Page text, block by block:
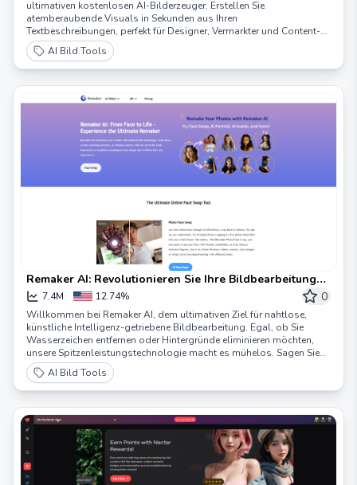
ultimativen kostenlosen AI-Bilderzeuger. Erstellen Sie
atemberaubende Visuals in Sekunden aus Ihren
Textbeschreibungen, perfekt für Designer, Vermarkter und Content-
Ersteller. Erleben Sie die Zukunft des Designs mit unserer
benutzerfreundlichen Plattform, die mehrere Sprachen und
Anpassungsoptionen unterstützt.
AI Bild Tools
Remaker AI: Revolutionieren Sie Ihre Bildbearbeitung
mit künstliche-Intelligenz-basierten Tools
7.4M 12.74% 0
Willkommen bei Remaker AI, dem ultimativen Ziel für nahtlose,
künstliche Intelligenz-getriebene Bildbearbeitung. Egal, ob Sie
Wasserzeichen entfernen oder Hintergründe eliminieren möchten,
unsere Spitzenleistungstechnologie macht es mühelos. Sagen Sie
goodbye zu zeitaufwendiger manueller Arbeit und lassen Sie AI die
Details für Sie erledigen.
AI Bild Tools